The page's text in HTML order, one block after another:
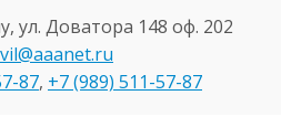
ул. Доватора 148 оф. 202
87, +7 (989) 511-57-87